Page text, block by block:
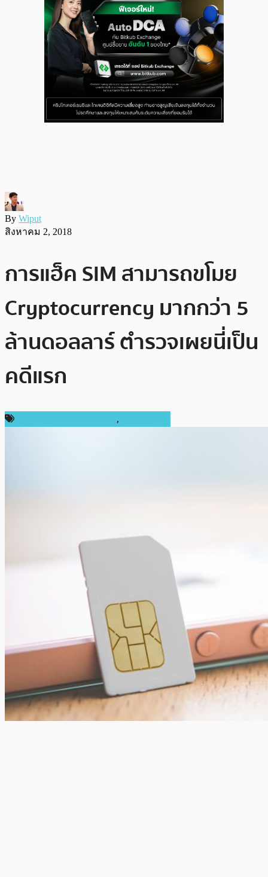
By Wiput
สิงหาคม 2, 2018
การแฮ็ค SIM สามารถขโมย
Cryptocurrency มากกว่า 5
ล้านดอลลาร์ ตำรวจเผยนี่เป็น
คดีแรก
,